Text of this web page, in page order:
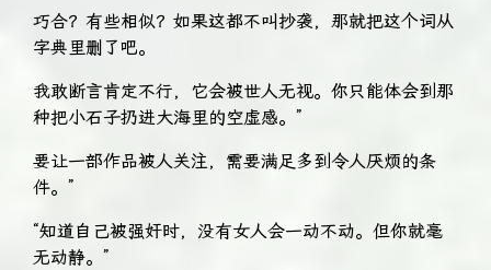
巧合？有些相似？如果这都不叫抄袭，那就把这个词从
字典里删了吧。
我敢断言肯定不行，它会被世人无视。你只能体会到那
种把小石子扔进大海里的空虚感。”
要让一部作品被人关注，需要满足多到令人厌烦的条
件。”
“知道自己被强奸时，没有女人会一动不动。但你就毫
无动静。”